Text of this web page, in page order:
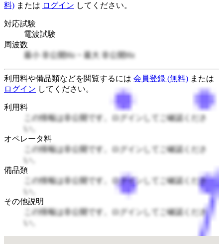
料) または ログイン してください。
対応試験
電波試験
周波数
最小 非公開Hz ~ 最大 非公開Hz
利用料や備品類などを閲覧するには 会員登録 (無料) または
ログイン してください。
利用料
この情報は非公開です。ログインしてご確認くださ
い。
オペレータ料
この情報は非公開です。ログインしてご確認くださ
い。
備品類
この情報は非公開です。ログインしてご確認くださ
い。
その他説明
この情報は非公開です。ログインしてご確認くださ
い。